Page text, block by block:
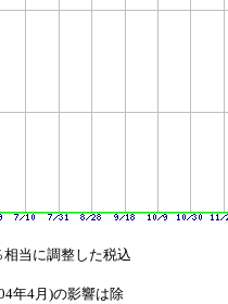
当に調整した税込
年4月)の影響は除